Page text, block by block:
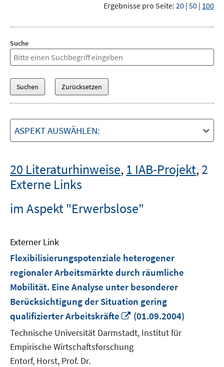
Ergebnisse pro Seite: 20 | 50 | 100
Suche
ASPEKT AUSWÄHLEN:
20 Literaturhinweise, 1 IAB-Projekt,2
Externe Links
im Aspekt "Erwerbslose"
Externer Link
Flexibilisierungspotenziale heterogener
regionaler Arbeitsmärkte durch räumliche
Mobilität. Eine Analyse unter besonderer
Berücksichtigung der Situation gering
qualifizierter Arbeitskräfte
In
neuem
Fenster
öffnen
(01.09.2004)
Technische Universität Darmstadt, Institut für
Empirische Wirtschaftsforschung
Entorf, Horst, Prof. Dr.